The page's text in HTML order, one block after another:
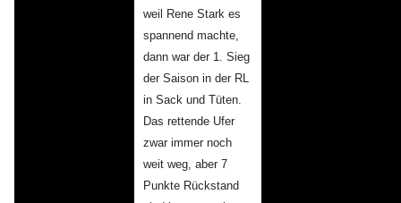
weil Rene Stark es
spannend machte,
dann war der 1. Sieg
der Saison in der RL
in Sack und Tüten.
Das rettende Ufer
zwar immer noch
weit weg, aber 7
Punkte Rückstand